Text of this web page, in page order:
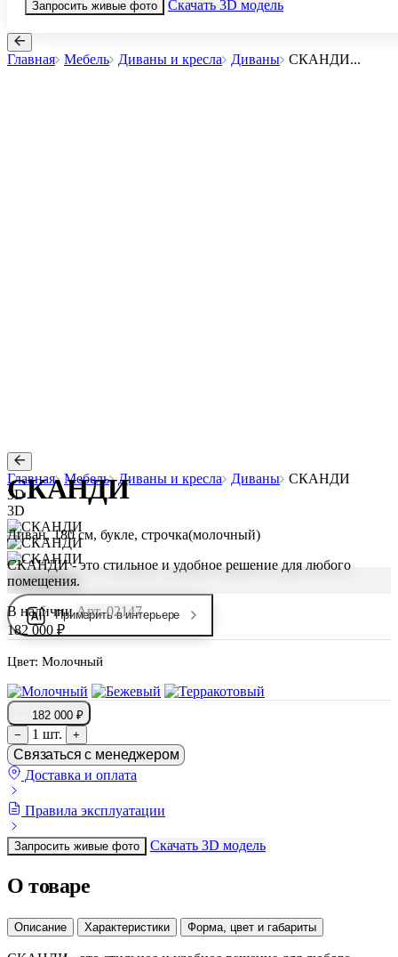
Запросить живые фото Скачать 3D модель
Главная Мебель Диваны и кресла Диваны СКАНДИ...
Главная Мебель Диваны и кресла Диваны СКАНДИ
3D
3D
Примерить в интерьере
СКАНДИ
Диван, 180 см, букле, строчка(молочный)
СКАНДИ - это стильное и удобное решение для любого
помещения.
В наличии Арт. 02147
182 000 ₽
Цвет: Молочный
182 000 ₽
−
1 шт. +
Связаться с менеджером
Доставка и оплата
Правила эксплуатации
Запросить живые фото Скачать 3D модель
О товаре
Описание Характеристики Форма, цвет и габариты